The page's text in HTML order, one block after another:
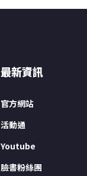
最新資訊
官方網站
活動通
Youtube
臉書粉絲團